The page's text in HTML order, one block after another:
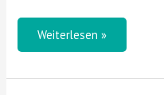
Weiterlesen »